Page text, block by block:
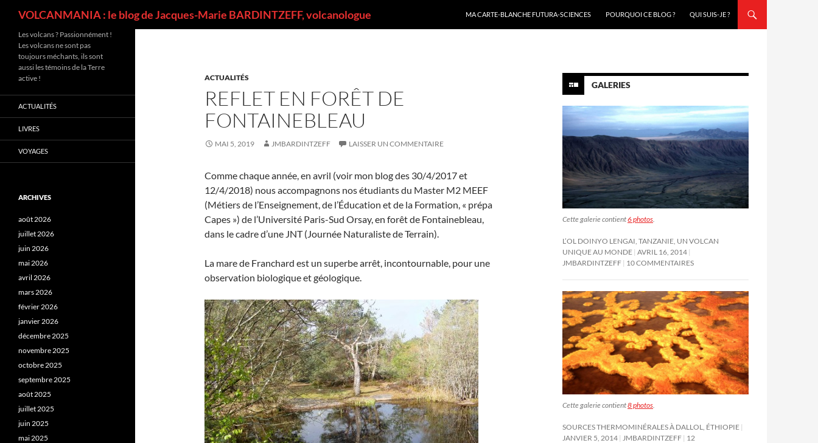
VOLCANMANIA : le blog de Jacques-Marie BARDINTZEFF, volcanologue
MA CARTE-BLANCHE FUTURA-SCIENCES
POURQUOI CE BLOG ? QUI SUIS-JE ?
ACTUALITÉS
REFLET EN FORÊT DE
FONTAINEBLEAU
MAI 5, 2019 JMBARDINTZEFF LAISSER UN COMMENTAIRE
Comme chaque année, en avril (voir mon blog des 30/4/2017 et
12/4/2018) nous accompagnons nos étudiants du Master M2 MEEF
(Métiers de l’Enseignement, de l’Éducation et de la Formation, « prépa
Capes ») de l’Université Paris-Sud Orsay, en forêt de Fontainebleau,
dans le cadre d’une JNT (Journée Naturaliste de Terrain).
La mare de Franchard est un superbe arrêt, incontournable, pour une
observation biologique et géologique.
GALERIES
Cette galerie contient6 photos.
L’OL DOINYO LENGAI, TANZANIE, UN VOLCAN
UNIQUE AU MONDE AVRIL 16, 2014
JMBARDINTZEFF 10 COMMENTAIRES
Cette galerie contient8 photos
SOURCES THERMOMINÉRALES À DALLOL, ÉTHIOPIE
JANVIER 5, 2014
JMBARDINTZEFF 12
Les volcans ? Passionnément !
Les volcans ne sont pas
toujours méchants, ils sont
aussi les témoins de la Terre
active !
ACTUALITÉS
LIVRES
VOYAGES
ARCHIVES
août 2026
juillet 2026
juin 2026
mai 2026
avril 2026
mars 2026
février 2026
janvier 2026
décembre 2025
novembre 2025
octobre 2025
septembre 2025
août 2025
juillet 2025
juin 2025
mai 2025